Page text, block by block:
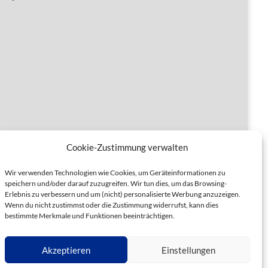
Cookie-Zustimmung verwalten
Wir verwenden Technologien wie Cookies, um Geräteinformationen zu
speichern und/oder darauf zuzugreifen. Wir tun dies, um das Browsing-
Erlebnis zu verbessern und um (nicht) personalisierte Werbung anzuzeigen.
Wenn du nicht zustimmst oder die Zustimmung widerrufst, kann dies
bestimmte Merkmale und Funktionen beeinträchtigen.
Akzeptieren Einstellungen